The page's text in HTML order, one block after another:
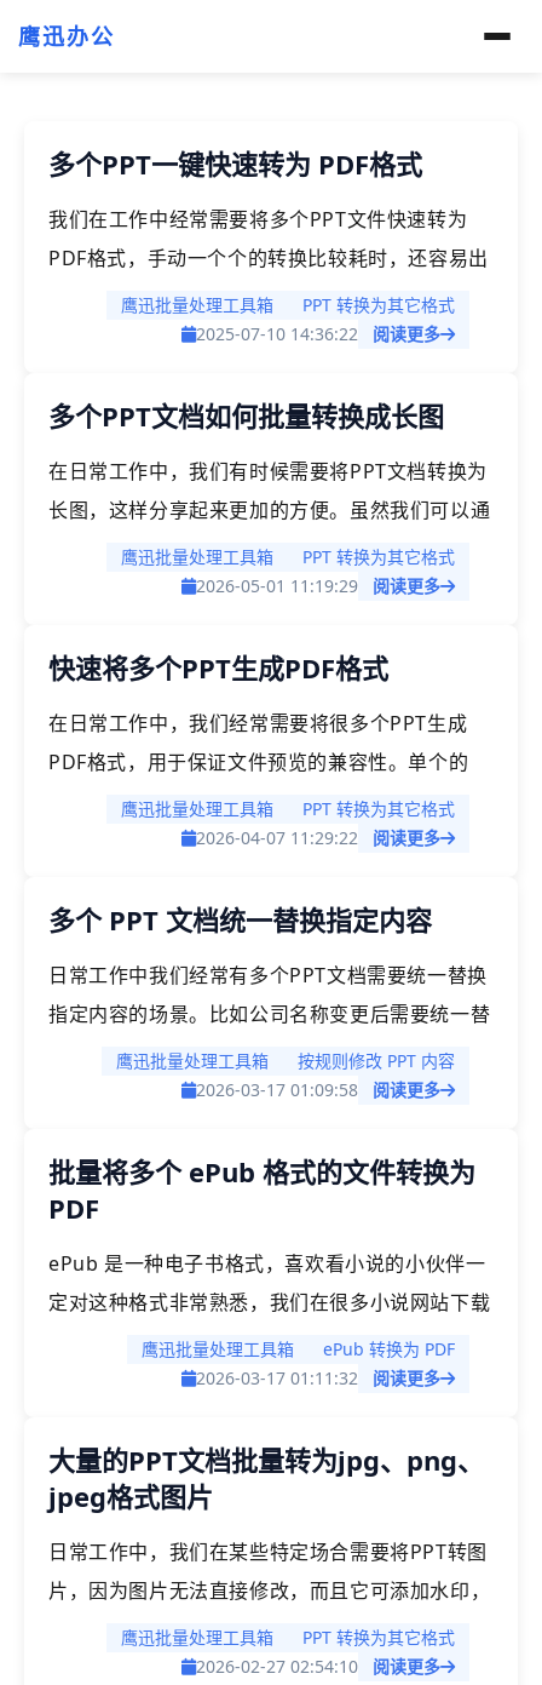
鹰迅办公
多个PPT一键快速转为 PDF格式
我们在工作中经常需要将多个PPT文件快速转为
PDF格式，手动一个个的转换比较耗时，还容易出
错。今天就给大家介绍一种批量处理的方法，可以
一键完成多个PPT转为PDF的任务，帮我们节省时
鹰迅批量处理工具箱
PPT 转换为其它格式
2025-07-10 14:36:22
阅读更多
多个PPT文档如何批量转换成长图
在日常工作中，我们有时候需要将PPT文档转换为
长图，这样分享起来更加的方便。虽然我们可以通
过手动的方式，一页一页保存或者截图保存然后再
拼接在一起，但这样操作实在太麻烦了。如何快速
鹰迅批量处理工具箱
PPT 转换为其它格式
2026-05-01 11:19:29
阅读更多
快速将多个PPT生成PDF格式
在日常工作中，我们经常需要将很多个PPT生成
PDF格式，用于保证文件预览的兼容性。单个的
PPT生成PDF，能够很方便的解决，但是如果有几
百个、上千个PPT需要快速生成PDF的时候，我们
鹰迅批量处理工具箱
PPT 转换为其它格式
2026-04-07 11:29:22
阅读更多
多个 PPT 文档统一替换指定内容
日常工作中我们经常有多个PPT文档需要统一替换
指定内容的场景。比如公司名称变更后需要统一替
换新的公司名，或者统一修改某个手机号码。如果
在单个PPT幻灯片中，我们可以直接修改，但是如
批量修改PPT文档内容。
鹰迅批量处理工具箱
按规则修改 PPT 内容
2026-03-17 01:09:58
阅读更多
批量将多个 ePub 格式的文件转换为
PDF
ePub 是一种电子书格式，喜欢看小说的小伙伴一
定对这种格式非常熟悉，我们在很多小说网站下载
的都是这种格式的。我们也经常会碰到一些需求，
需要将 ePub 格式的文件转换为PDF格式，这在某
鹰迅批量处理工具箱
ePub 转换为 PDF
2026-03-17 01:11:32
阅读更多
大量的PPT文档批量转为jpg、png、
jpeg格式图片
日常工作中，我们在某些特定场合需要将PPT转图
片，因为图片无法直接修改，而且它可添加水印，
并且查看起来也更方便更兼容，因此，PPT转图片
在特定场景中是非常有必要的一个需求。那如果有
鹰迅批量处理工具箱
PPT 转换为其它格式
2026-02-27 02:54:10
阅读更多